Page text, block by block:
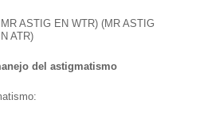
ASTIG EN WTR) (MR ASTIG
ATR)
del astigmatismo